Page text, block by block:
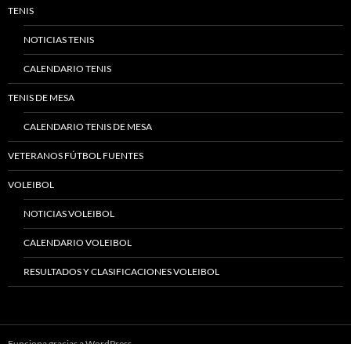
TENIS
NOTICIAS TENIS
CALENDARIO TENIS
TENIS DE MESA
CALENDARIO TENIS DE MESA
VETERANOS FÚTBOL FUENTES
VOLEIBOL
NOTICIAS VOLEIBOL
CALENDARIO VOLEIBOL
RESULTADOS Y CLASIFICACIONES VOLEIBOL